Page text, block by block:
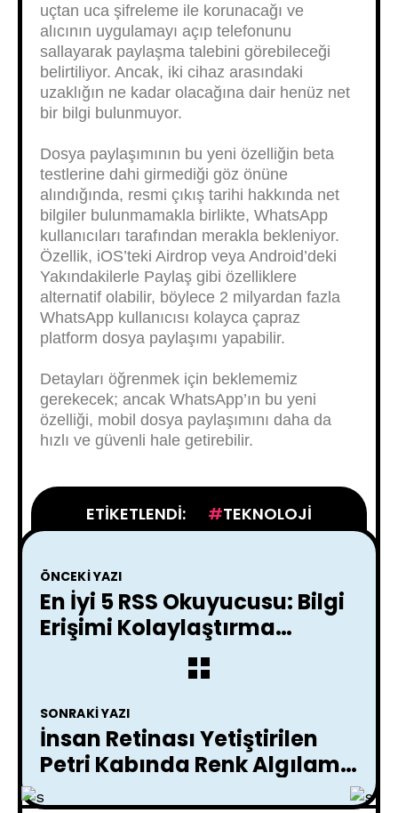
uçtan uca şifreleme ile korunacağı ve
alıcının uygulamayı açıp telefonunu
sallayarak paylaşma talebini görebileceği
belirtiliyor. Ancak, iki cihaz arasındaki
uzaklığın ne kadar olacağına dair henüz net
bir bilgi bulunmuyor.
Dosya paylaşımının bu yeni özelliğin beta
testlerine dahi girmediği göz önüne
alındığında, resmi çıkış tarihi hakkında net
bilgiler bulunmamakla birlikte, WhatsApp
kullanıcıları tarafından merakla bekleniyor.
Özellik, iOS’teki Airdrop veya Android’deki
Yakındakilerle Paylaş gibi özelliklere
alternatif olabilir, böylece 2 milyardan fazla
WhatsApp kullanıcısı kolayca çapraz
platform dosya paylaşımı yapabilir.
Detayları öğrenmek için beklememiz
gerekecek; ancak WhatsApp’ın bu yeni
özelliği, mobil dosya paylaşımını daha da
hızlı ve güvenli hale getirebilir.
ETIKETLENDI: TEKNOLOJI
ÖNCEKI YAZI
En İyi 5 RSS Okuyucusu: Bilgi
Erişimi Kolaylaştırma
SONRAKI YAZI
İnsan Retinası Yetiştirilen
Petri Kabında Renk Algılama
Sırları Ortaya Çıktı